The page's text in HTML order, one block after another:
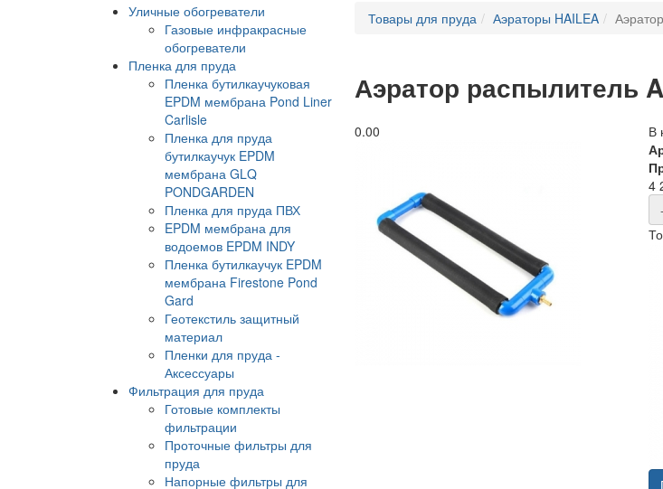
Уличные обогреватели
Газовые инфракрасные
обогреватели
Пленка для пруда
Пленка бутилкаучуковая
EPDM мембрана Pond Liner
Carlisle
Пленка для пруда
бутилкаучук EPDM
мембрана GLQ
PONDGARDEN
Пленка для пруда ПВХ
EPDM мембрана для
водоемов EPDM INDY
Пленка бутилкаучук EPDM
мембрана Firestone Pond
Gard
Геотекстиль защитный
материал
Пленки для пруда -
Аксессуары
Фильтрация для пруда
Готовые комплекты
фильтрации
Проточные фильтры для
пруда
Напорные фильтры для
Товары для пруда Аэраторы HAILEA
Аэратор распылитель
0.00
В
4
-